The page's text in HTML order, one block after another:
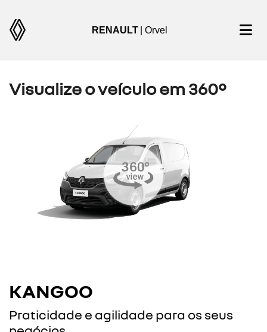
RENAULT | Orvel
Visualize o veículo em 360°
KANGOO
Praticidade e agilidade para os seus